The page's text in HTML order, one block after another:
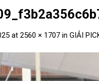
at 2560 × 1707 in GIẢI